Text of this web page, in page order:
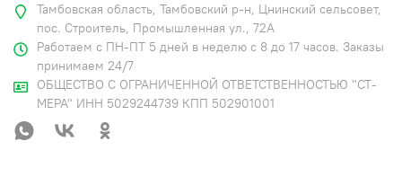
Тамбовская область, Тамбовский р-н, Цнинский сельсовет,
пос. Строитель, Промышленная ул., 72А
Работаем с ПН-ПТ 5 дней в неделю с 8 до 17 часов. Заказы
принимаем 24/7
ОБЩЕСТВО С ОГРАНИЧЕННОЙ ОТВЕТСТВЕННОСТЬЮ "СТ-
МЕРА" ИНН 5029244739 КПП 502901001